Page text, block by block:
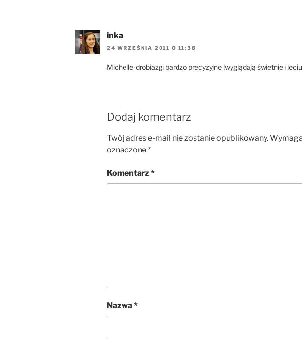
inka
24 WRZEŚNIA 2011 O 11:38
Michelle-drobiazgi bardzo precyzyjne !wyglądają świetnie i
Dodaj komentarz
Twój adres e-mail nie zostanie opublikowany.
oznaczone*
Komentarz *
Nazwa*